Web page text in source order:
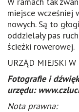
miejsce wcześniej
nowych. Są to
oddzielały pas
ścieżki rowerowej.
URZĄD MIEJSKI
Fotografie i
urzędu:
Nota prawna: